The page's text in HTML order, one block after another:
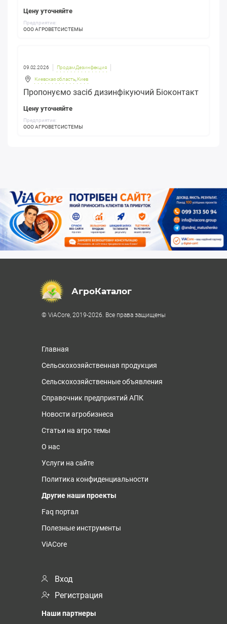
Цену уточняйте
Предприятие:
ООО АГРОВЕТСИСТЕМЫ
09.02.2026 Продам Дезинфекция
Киевская область, Киев
Пропонуємо засіб дизинфікуючий Біоконтакт
Цену уточняйте
Предприятие:
ООО АГРОВЕТСИСТЕМЫ
АгроКаталог
© ViACore, 2019-2026. Все права защищены
Главная
Сельскохозяйственная продукция
Сельскохозяйственные объявления
Справочник предприятий АПК
Новости агробизнеса
Статьи на агро темы
О нас
Услуги на сайте
Политика конфиденциальности
Другие наши проекты
Faq портал
Полезные инструменты
ViACore
Вход
Регистрация
Наши партнеры